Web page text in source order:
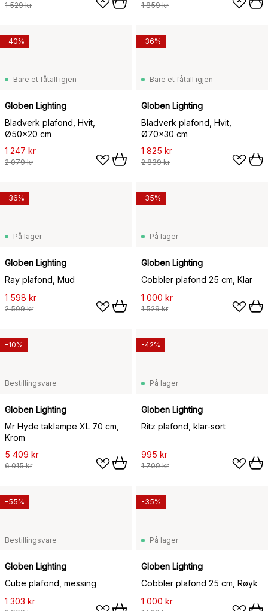
1 529 kr 1 859 kr
Bare et fåtall igjen
Globen Lighting
Bladverk plafond, Hvit,
Ø50x20 cm
1 247 kr
2 079 kr
-40%
Bare et fåtall igjen
Globen Lighting
Bladverk plafond, Hvit,
Ø70x30 cm
1 825 kr
2 839 kr
-36%
På lager
Globen Lighting
Ray plafond, Mud
1 598 kr
2 509 kr
-36%
På lager
Globen Lighting
Cobbler plafond 25 cm, Klar
1 000 kr
1 529 kr
-35%
Bestillingsvare
Globen Lighting
Mr Hyde taklampe XL 70 cm,
Krom
5 409 kr
6 015 kr
-10%
På lager
Globen Lighting
Ritz plafond, klar-sort
995 kr
1 709 kr
-42%
Bestillingsvare
Globen Lighting
Cube plafond, messing
1 303 kr
-55%
På lager
Globen Lighting
Cobbler plafond 25 cm, Røyk
1 000 kr
-35%